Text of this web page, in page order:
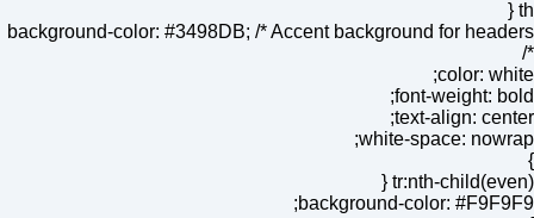
th {
background-color: #3498DB; /* Accent background for headers
*/
color: white;
font-weight: bold;
text-align: center;
white-space: nowrap;
}
tr:nth-child(even) {
background-color: #F9F9F9;